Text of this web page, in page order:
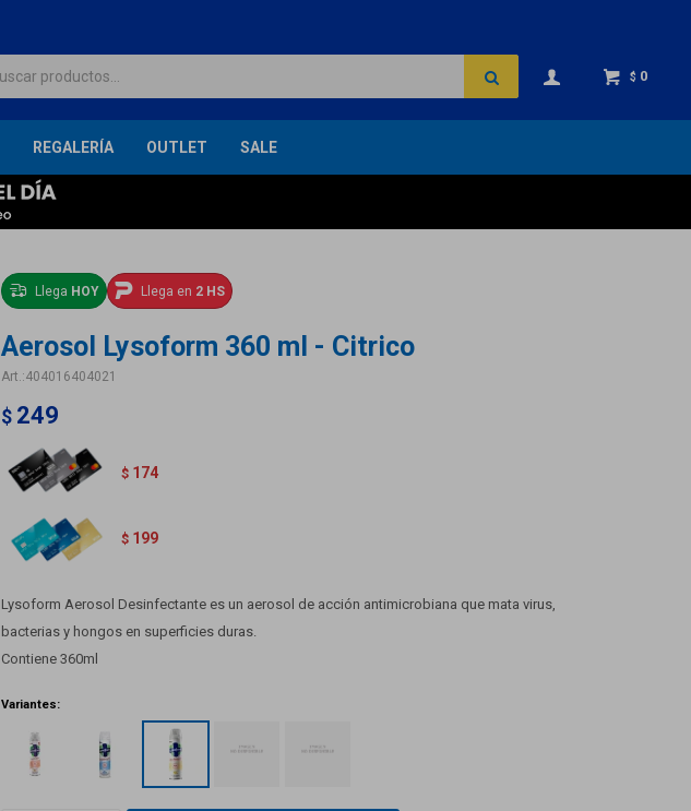
REGALERÍA OUTLET SALE
$ 0
Llega HOY Llega en 2 HS
Aerosol Lysoform 360 ml - Citrico
404016404021
$ 249
$ 174
$ 199
Lysoform Aerosol Desinfectante es un aerosol de acción antimicrobiana que mata virus,
bacterias y hongos en superficies duras.
Contiene 360ml
Variantes: